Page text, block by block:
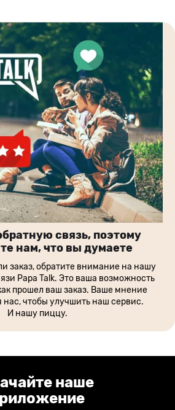
связь, поэтому
нам, что вы думаете
заказ, обратите внимание на нашу
Papa Talk. Это ваша возможность
прошел ваш заказ. Ваше мнение
нас, чтобы улучшить наш сервис.
И нашу пиццу.
наше